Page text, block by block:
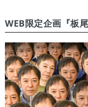
WEB限定企画『